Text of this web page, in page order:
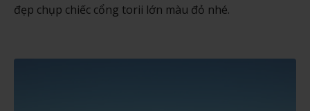
đẹp chụp chiếc cổng torii lớn màu đỏ nhé.